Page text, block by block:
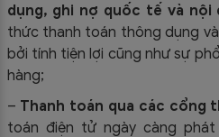
dụng, ghi nợ quốc tế và nội
thức thanh toán thông dụng
bởi tính tiện lợi cũng như sự
hàng;
– Thanh toán qua các cổng
toán điện tử ngày càng